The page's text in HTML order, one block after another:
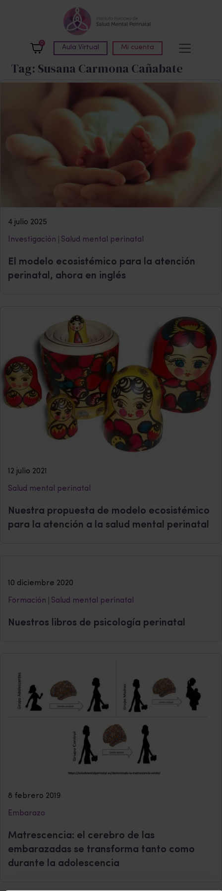
0
Aula Virtual Mi cuenta
Tag: Susana Carmona Cañabate
4 julio 2025
Investigación Salud mental perinatal
El modelo ecosistémico para la atención
perinatal, ahora en inglés
12 julio 2021
Salud mental perinatal
Nuestra propuesta de modelo ecosistémico
para la atención a la salud mental perinatal
10 diciembre 2020
Formación Salud mental perinatal
Nuestros libros de psicología perinatal
8 febrero 2019
Embarazo
Matrescencia: el cerebro de las
embarazadas se transforma tanto como
durante la adolescencia